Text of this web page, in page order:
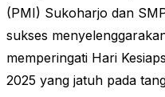
(PMI) Sukoharjo dan
sukses
memperingati Hari
2025 yang jatuh pada